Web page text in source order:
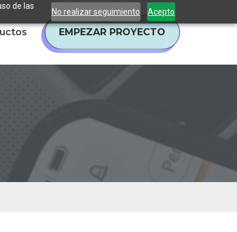
de las
No realizar seguimiento Acepto
EMPEZAR PROYECTO